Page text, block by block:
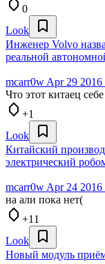
0
Look
Инженер Volvo
реальной
mcarr0w Apr 29 2016
Что этот китаец
+1
Look
Китайский
электрический
mcarr0w Apr 24 2016
на али пока нет(
+11
Look
Новый модуль